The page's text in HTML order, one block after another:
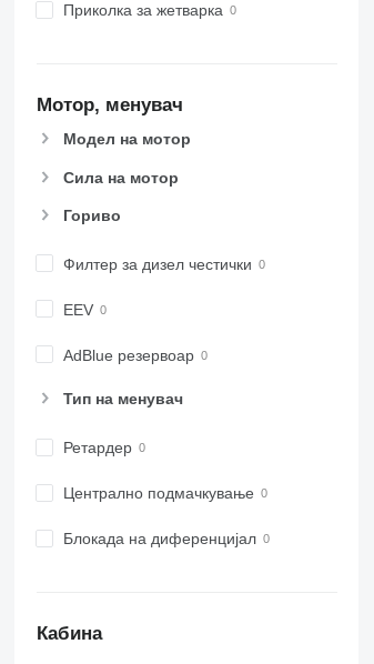
Приколка за жетварка
Мотор, менувач
Модел на мотор
Сила на мотор
Гориво
Филтер за дизел честички
EEV
AdBlue резервоар
Тип на менувач
Ретардер
Централно подмачкување
Блокада на диференцијал
Кабина